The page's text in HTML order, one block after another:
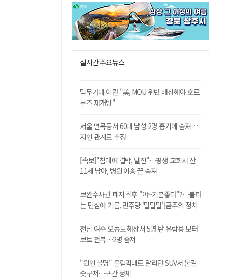
실시간 주요뉴스
막무가내 이란 "美, MOU 위반 배상해야 호르
무즈 재개방"
서울 면목동서 60대 남성 2명 흉기에 숨져…
지인 관계로 추정
[속보]"침대에 결박, 탈진"…평생 교회서 산
11세 남아, 병원 이송 끝 숨져
보완수사권 폐지 직후 "야~기분좋다"?…불타
는 민심에 기름, 민주당 '말말말'[금주의 정치
전남 여수 오동도 해상서 5명 탄 유람용 모터
보트 전복…2명 숨져
"원인 불명" 올림픽대로 달리던 SUV서 불길
솟구쳐…구간 정체